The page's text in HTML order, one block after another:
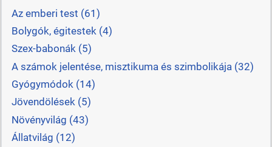
Az emberi test (61)
Bolygók, égitestek (4)
Szex-babonák (5)
A számok jelentése, misztikuma és szimbolikája (32)
Gyógymódok (14)
Jövendölések (5)
Növényvilág (43)
Állatvilág (12)